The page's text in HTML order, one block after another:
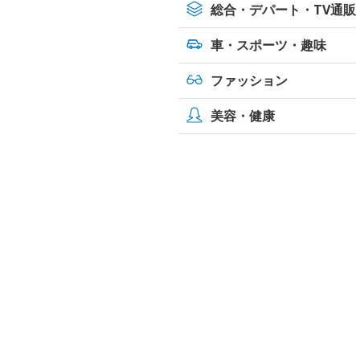
総合・デパート・TV通販
車・スポーツ・ 趣味
ファッション
美容・健康